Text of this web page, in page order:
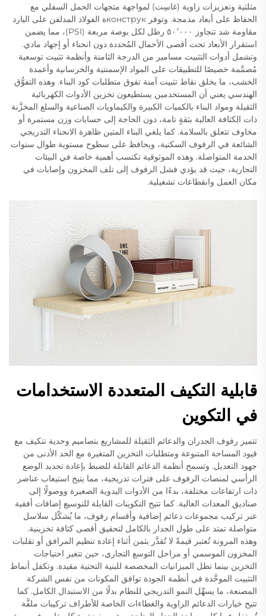
مثلثية وتعزيزات زاوية (غاسِت) لمواجهة متجهات الحمل السفلي مع
الحفاظ على أبعاد مدمجة. وتوفر конструкة الفولاذ المدلفن على البارد
مقاومة شد تتجاوز ٥٠٬٠٠٠ رطل لكل بوصة مربعة (PSI)، مما يضمن
استقرار الأبعاد تحت أقصى الأحمال المُحددة دون انحناء أو إجهاد مادي.
وتشمل أدوات التثبيت مسامير من الدرجة الثامنة وأنظمة تثبيت توسعية
مُصمَّمة خصيصًا للتطبيقات على المواد الإسمنتية والخرسانية وأعمدة
الخشب، ما يخلق نقاط تثبيت آمنة تفوق متطلبات كود البناء. وهذه التفوُّق
الهندسي يعني أن المستخدمين يستطيعون تخزين الأدوات الكهربائية
الثقيلة ومواد البناء بالكميات الكبيرة والكيماويات الصناعية والسلع المخزَّنة
ذات الكثافة العالية بثقةٍ تامة، دون الحاجة إلى حسابات وزن مستمرة أو
مخاوف تتعلق بالسلامة. كما يلغي البناء المتين ظاهرة الانحناء التدريجي
الشائعة في الرفوف السكنية، ويحافظ على سطوح مستوية طوال سنوات
الخدمة المتواصلة. وهذه الموثوقية تكتسب أهمية خاصة في البيئات
التجارية، حيث قد يؤدي فشل الرفوف إلى تلف المخزون وإصابات في
مكان العمل وانقطاعات تشغيلية.
قابلية التكيف المتعددة الاستخدامات
في التكوين
تتميز رفوف الجدران والدعائم الثقيلة للمشاريع بتصاميم وحدية تتكيف مع
قيود المساحة المتنوعة ومتطلبات التخزين المتغيرة مع الحد الأدنى من
جهود التعديل. وتسمح أنظمة الدعائم القابلة للضبط بإعادة تحديد الوضع
الرأسي لمنصات الرفوف على فترات تدريجية، مما يتيح استيعاب عناصر
ذات ارتفاعات مختلفة، بدءًا من الأدوات اليدوية الصغيرة ووصولًا إلى
صناديق المعدات العالية. كما تتيح التكوينات القابلة للتوسيع إضافات أفقية
عبر تركيب مجموعات دعائم إضافية وأقسام رفوف، ما يُشكّل سلاسل
متواصلة تمتد على طول الجدار بالكامل لتحقيق أقصى كثافة تخزينية.
وهذه المرونة تُعتبر قيمةً لا تُقدَّر بثمن أثناء إعادة تنظيم المرافق أو تقلبات
المخزون الموسمي أو مراحل التوسع التجاري، حين تتغير احتياجات
التخزين بينما تظل الميزانيات المخصصة للبنية التحتية مقيدة. وتكفل أنماط
التثبيت الموحَّدة في أنظمة الجودة توافق المكونات من نفس الشركة
المصنعة، ما يسهِّل النمو التدريجي للنظام بدلًا من الاستبدال الكامل. كما
تتيح خيارات الدعائم الزاوية والغطاءات الخاصة للأطراف تركيبات ملفَّة